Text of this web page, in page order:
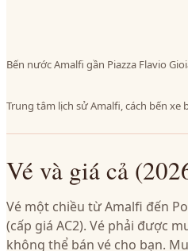
Bến nước Amalfi gần Piazza Flavio
Trung tâm lịch sử Amalfi, cách bến
Vé và giá cả
Vé một chiều từ Amalfi đến
(cấp giá AC2). Vé phải được
không thể bán vé cho bạn.